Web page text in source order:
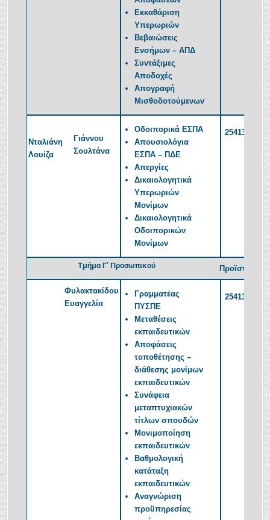
Εκκαθάριση
Υπερωριών
Βεβαιώσεις
Ενσήμων – ΑΠΔ
Συντάξιμες
Αποδοχές
Απογραφή
Μισθοδοτούμενων
Νταλιάνη
Λουίζα
Γιάννου
Σουλτάνα
Οδοιπορικά ΕΣΠΑ
Απουσιολόγια
ΕΣΠΑ – ΠΔΕ
Απεργίες
Δικαιολογητικά
Υπερωριών
Μονίμων
Δικαιολογητικά
Οδοιπορικών
Μονίμων
2541350381
Τμήμα Γ’ Προσωπικού
Φυλακτακίδου
Ευαγγελία
Γραμματέας
ΠΥΣΠΕ
Μεταθέσεις
εκπαιδευτικών
Αποφάσεις
τοποθέτησης –
διάθεσης μονίμων
εκπαιδευτικών
Συνάφεια
μεταπτυχιακών
τίτλων σπουδών
Μονιμοποίηση
εκπαιδευτικών
Βαθμολογική
κατάταξη
εκπαιδευτικών
Αναγνώριση
προϋπηρεσίας
2541350388